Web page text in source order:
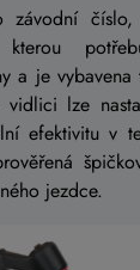
závodní
kterou
a je vybavena
lze
efektivitu v
jezdce.